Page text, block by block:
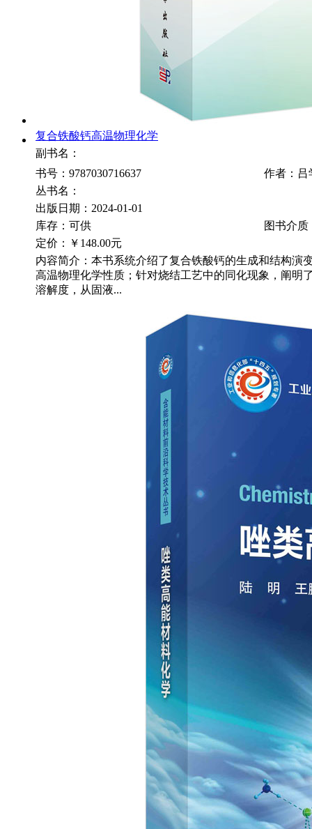
复合铁酸钙高温物理化学
副书名：
书号：9787030716637
作者：吕
丛书名：
出版日期：2024-01-01
库存：可供
图书介质
定价：
￥148.00元
内容简介：本书系统介绍了复合铁酸钙的生成和结构演
高温物理化学性质；针对烧结工艺中的同化现象，阐明
溶解度，从固液...